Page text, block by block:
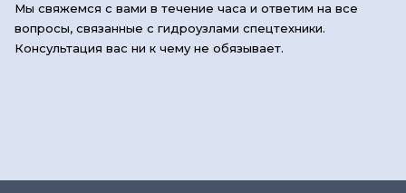
Мы свяжемся с вами в течение часа и ответим на все
вопросы, связанные с гидроузлами спецтехники.
Консультация вас ни к чему не обязывает.